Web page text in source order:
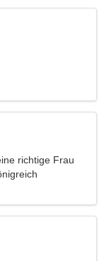
richtige Frau